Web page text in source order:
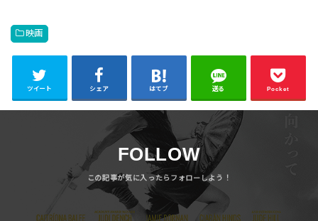
映画
ツイート シェア はてブ 送る Pocket
FOLLOW